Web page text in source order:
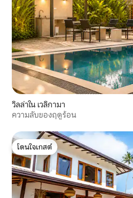
วิลล่าใน เวลิกามา
ความลับของฤดูร้อน
โดนใจเกสต์
โดนใจเกสต์